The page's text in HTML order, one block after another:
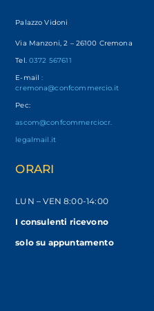
Palazzo Vidoni
Via Manzoni, 2 – 26100 Cremona
Tel. 0372 567611
E-mail:
cremona@confcommercio.it
Pec:
ascom@confcommerciocr.
legalmail.it
ORARI
LUN – VEN8:00-14:00
I consulenti ricevono
solosu appuntamento